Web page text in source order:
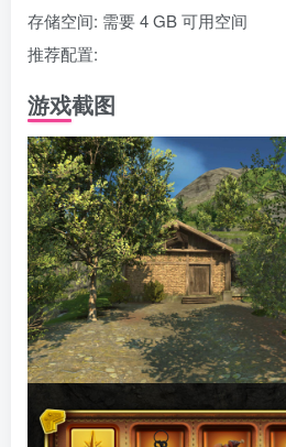
存储空间: 需要 4 GB 可用空间
推荐配置:
游戏截图